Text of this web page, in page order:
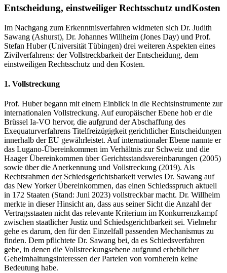
Entscheidung, einstweiliger Rechtsschutz undKosten
Im Nachgang zum Erkenntnisverfahren widmeten sich Dr. Judith
Sawang (Ashurst), Dr. Johannes Willheim (Jones Day) und Prof.
Stefan Huber (Universität Tübingen) drei weiteren Aspekten eines
Zivilverfahrens: der Vollstreckbarkeit der Entscheidung, dem
einstweiligen Rechtsschutz und den Kosten.
1. Vollstreckung
Prof. Huber begann mit einem Einblick in die Rechtsinstrumente zur
internationalen Vollstreckung. Auf europäischer Ebene hob er die
Brüssel Ia-VO hervor, die aufgrund der Abschaffung des
Exequaturverfahrens Titelfreizügigkeit gerichtlicher Entscheidungen
innerhalb der EU gewährleistet. Auf internationaler Ebene nannte er
das Lugano-Übereinkommen im Verhältnis zur Schweiz und die
Haager Übereinkommen über Gerichtsstandsvereinbarungen (2005)
sowie über die Anerkennung und Vollstreckung (2019). Als
Rechtsrahmen der Schiedsgerichtsbarkeit verwies Dr. Sawang auf
das New Yorker Übereinkommen, das einen Schiedsspruch aktuell
in 172 Staaten (Stand: Juni 2023) vollstreckbar macht. Dr. Willheim
merkte in dieser Hinsicht an, dass aus seiner Sicht die Anzahl der
Vertragsstaaten nicht das relevante Kriterium im Konkurrenzkampf
zwischen staatlicher Justiz und Schiedsgerichtbarkeit sei. Vielmehr
gehe es darum, den für den Einzelfall passenden Mechanismus zu
finden. Dem pflichtete Dr. Sawang bei, da es Schiedsverfahren
gebe, in denen die Vollstreckungsebene aufgrund erheblicher
Geheimhaltungsinteressen der Parteien von vornherein keine
Bedeutung habe.